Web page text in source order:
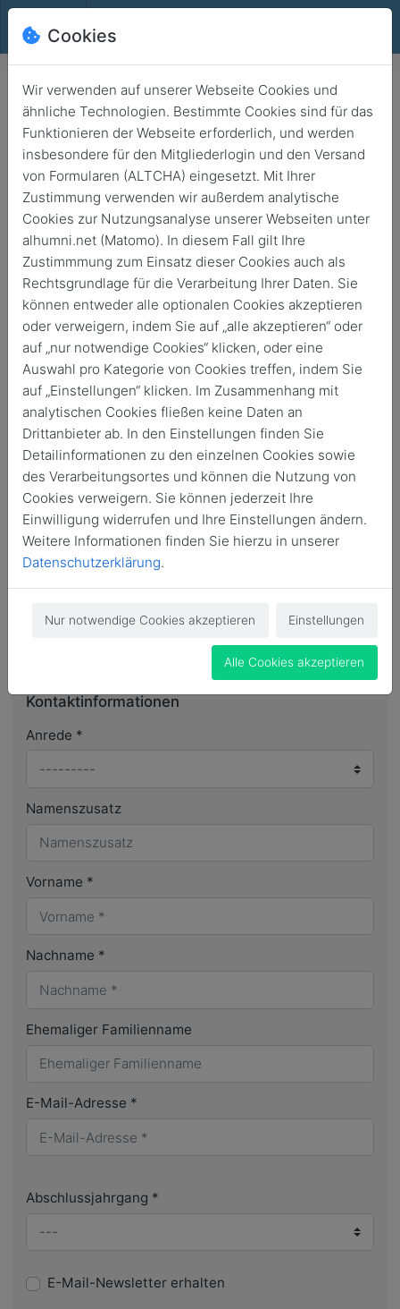
Alhumni.net
Veranstaltungsformate bei
Alhumni.net
Über die Jahre haben wir eine ganze Reihe von
erfolgreichen Veranstaltungsformaten für Ehemalige, aber
gerade auch von Ehemaligen für die Schülerinnen und
Schüler etabliert wie
Alhumni.net Studien- und Berufsinformationsabend
Das Fußballturnier der Ehemaligen
Das Ehemaligenwochenende in Waldbröl
Aktuelle Veranstaltungen findet ihr
hier
Einen Überblick über Veranstaltungen an der Schule findet
ihr auf derSchulseite
Du Dich hier registrieren und wirst nach einer Überprüfung
Kontaktinformationen
Anrede *
Namenszusatz
Vorname *
Nachname *
Ehemaliger Familienname
E-Mail-Adresse *
Abschlussjahrgang *
E-Mail-Newsletter erhalten
Cookies
Wir verwenden auf unserer Webseite Cookies und
ähnliche Technologien. Bestimmte Cookies sind für das
Funktionieren der Webseite erforderlich, und werden
insbesondere für den Mitgliederlogin und den Versand
von Formularen (ALTCHA) eingesetzt. Mit Ihrer
Zustimmung verwenden wir außerdem analytische
Cookies zur Nutzungsanalyse unserer Webseiten unter
alhumni.net (Matomo). In diesem Fall gilt Ihre
Zustimmmung zum Einsatz dieser Cookies auch als
Rechtsgrundlage für die Verarbeitung Ihrer Daten. Sie
können entweder alle optionalen Cookies akzeptieren
oder verweigern, indem Sie auf „alle akzeptieren“ oder
auf „nur notwendige Cookies“ klicken, oder eine
Auswahl pro Kategorie von Cookies treffen, indem Sie
auf „Einstellungen“ klicken. Im Zusammenhang mit
analytischen Cookies fließen keine Daten an
Drittanbieter ab. In den Einstellungen finden Sie
Detailinformationen zu den einzelnen Cookies sowie
des Verarbeitungsortes und können die Nutzung von
Cookies verweigern. Sie können jederzeit Ihre
Einwilligung widerrufen und Ihre Einstellungen ändern.
Weitere Informationen finden Sie hierzu in unserer
Datenschutzerklärung.
Nur notwendige Cookies akzeptieren Einstellungen
Alle Cookies akzeptieren